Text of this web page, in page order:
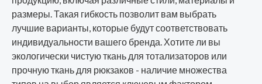
размеры. Такая гибкость позволит вам выбрать
лучшие варианты, которые будут соответствовать
индивидуальности вашего бренда. Хотите ли вы
экологически чистую ткань для тотализаторов или
прочную ткань для рюкзаков - наличие множества